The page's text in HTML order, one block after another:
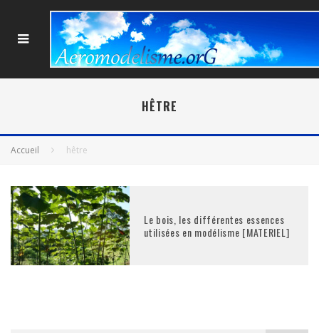
HÊTRE
Accueil hêtre
Le bois, les différentes essences
utilisées en modélisme [MATERIEL]